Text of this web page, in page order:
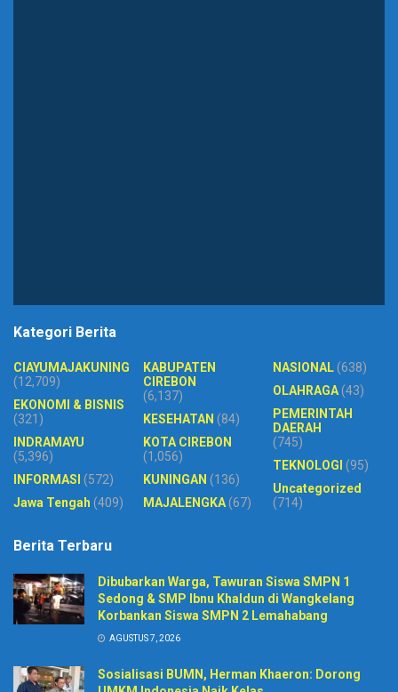
Kategori Berita
CIAYUMAJAKUNING
(12,709)
EKONOMI & BISNIS
(321)
INDRAMAYU
(5,396)
INFORMASI (572)
Jawa Tengah (409)
KABUPATEN
CIREBON
(6,137)
KESEHATAN (84)
KOTA CIREBON
(1,056)
KUNINGAN (136)
MAJALENGKA(67)
NASIONAL(638)
OLAHRAGA(43)
PEMERINTAH
DAERAH
(745)
TEKNOLOGI (95)
Uncategorized
(714)
Berita Terbaru
Dibubarkan Warga, Tawuran Siswa SMPN 1
Sedong & SMP Ibnu Khaldun di Wangkelang
Korbankan Siswa SMPN 2 Lemahabang
AGUSTUS 7, 2026
Sosialisasi BUMN, Herman Khaeron: Dorong